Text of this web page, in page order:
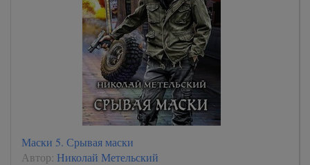
Маски 5. Срывая маски
Автор: Николай Метельский